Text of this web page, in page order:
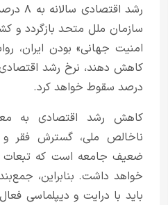
رشد
سازمان ملل متحد بازگردد و
امنیت جهانی» بودن ایران،
درصد سقوط خواهد کرد.
کاهش رشد اقتصادی به
ناخالص ملی، گسترش فقر
ضعیف جامعه است که تبعات
خواهد داشت. بنابراین،
باید با درایت و دیپلماسی